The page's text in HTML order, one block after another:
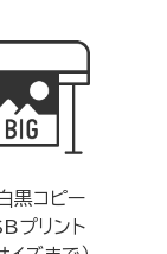
黒コピー
プリント